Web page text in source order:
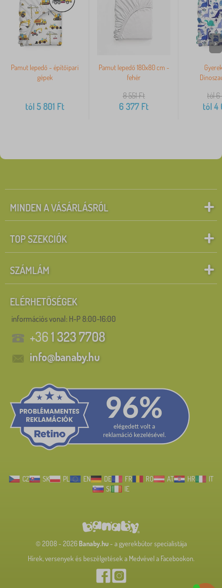
Pamut lepedő - építőipari
gépek
tól 5 801 Ft
Pamut lepedő 180x80 cm -
fehér
8 551Ft
6 377 Ft
tól 6
tól 4
>
MINDEN A VÁSÁRLÁSRÓL
TOP SZEKCIÓK
SZÁMLÁM
ELÉRHETŐSÉGEK
információs vonal: H-P 8:00-16:00
+361 323 7708
info@banaby.hu
CZ SK PL EN DE FR RO AT HR
IT
SI
IE
© 2008 - 2026 Banaby.hu- a gyerekbútor specialistája
Hírek, versenyek és beszélgetések a Medvével a Facebookon.